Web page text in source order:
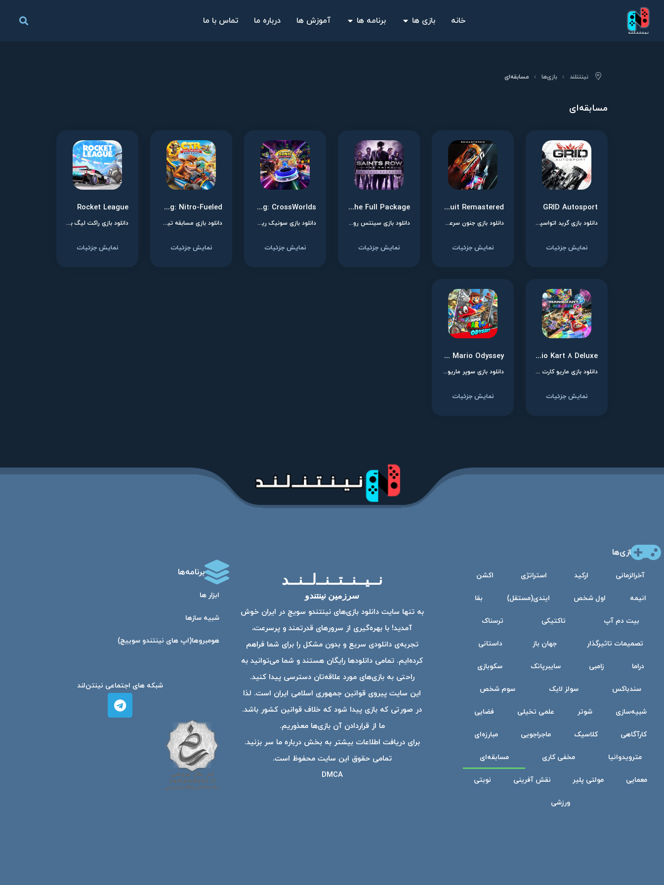
خانه بازی ها برنامه ها آموزش ها درباره ما تماس با ما
نینتنلند بازی‌ها مسابقه‌ای
مسابقه‌ای
GRID Autosport
دانلود بازی گرید اتواسپورت برای نینتندو سوییچ
نمایش جزئیات
Need for Speed: Hot Pursuit Remastered
دانلود بازی جنون سرعت: هات پرسوت ریمستر برای نینتندو سوییچ
نمایش جزئیات
Saints Row: The Third – The Full Package
دانلود بازی سینتس رو: سوم - پکیج کامل برای نینتندو سوییچ
نمایش جزئیات
Sonic Racing: CrossWorlds
دانلود بازی سونیک ریسینگ: کراس‌ورد برای نینتندو سوییچ
نمایش جزئیات
Crash Team Racing: Nitro-Fueled
دانلود بازی مسابقه تیمی کراش: نیترو-فیولد برای نینتندو سوییچ
نمایش جزئیات
Rocket League
دانلود بازی راکت لیگ برای نینتندو سوییچ
نمایش جزئیات
Mario Kart 8 Deluxe
دانلود بازی ماریو کارت 8 دلوکس برای نینتندو سوییچ
نمایش جزئیات
Super Mario Odyssey
دانلود بازی سوپر ماریو اودیسه برای نینتندو سوییچ
نمایش جزئیات
بازی‌ها
آخرالزمانی ارکید استراتژی اکشن
انیمه اول شخص ایندی(مستقل) بقا
بیت دم آپ تاکتیکی ترسناک
تصمیمات تاثیرگذار جهان باز داستانی
دراما زامبی سایبرپانک سکوبازی
سندباکس سولز لایک سوم شخص
شبیه‌سازی شوتر علمی تخیلی فضایی
کارآگاهی کلاسیک ماجراجویی مبارزه‌ای
مترویدوانیا مخفی کاری مسابقه‌ای
معمایی مولتی پلیر نقش آفرینی نوبتی
ورزشی
نــیــنــتــنــ‌لــنــد
سرزمین نینتندو
به تنها سایت دانلود بازی‌های نینتندو سویچ در ایران خوش
آمدید! با بهره‌گیری از سرورهای قدرتمند و پرسرعت،
تجربه‌ی دانلودی سریع و بدون مشکل را برای شما فراهم
کرده‌ایم. تمامی دانلودها رایگان هستند و شما می‌توانید به
راحتی به بازی‌های مورد علاقه‌تان دسترسی پیدا کنید.
این سایت پیروی قوانین جمهوری اسلامی ایران است. لذا
در صورتی که بازی پیدا شود که خلاف قوانین کشور باشد.
ما از قراردادن آن بازی‌ها معذوریم.
برای دریافت اطلاعات بیشتر به بخش درباره ما سر بزنید.
تمامی حقوق این سایت محفوظ است.
DMCA
برنامه‌ها
ابزار ها
شبیه ساز‌ها
هومبرو‌ها(اپ های نینتندو سوییچ)
شبکه های اجتماعی نینتن‌لند